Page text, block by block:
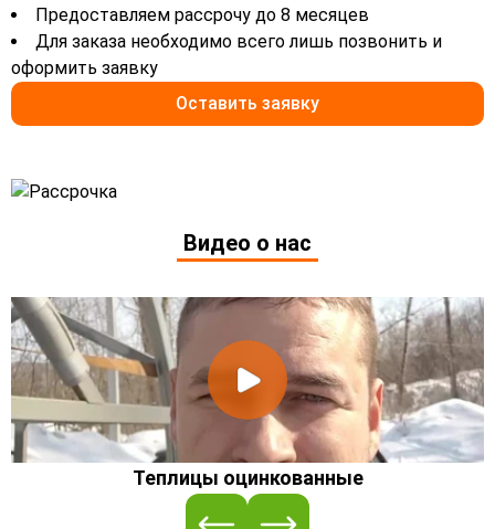
Предоставляем рассрочу до 8 месяцев
Для заказа необходимо всего лишь позвонить и
оформить заявку
Оставить заявку
Видео о нас
Теплицы оцинкованные